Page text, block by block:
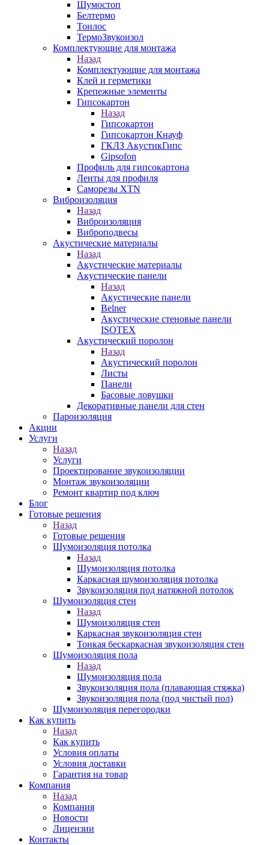
Шумостоп
Белтермо
Тонлос
ТермоЗвукоизол
Комплектующие для монтажа
Назад
Комплектующие для монтажа
Клей и герметики
Крепежные элементы
Гипсокартон
Назад
Гипсокартон
Гипсокартон Кнауф
ГКЛЗ АкустикГипс
Gipsofon
Профиль для гипсокартона
Ленты для профиля
Саморезы XTN
Виброизоляция
Назад
Виброизоляция
Виброподвесы
Акустические материалы
Назад
Акустические материалы
Акустические панели
Назад
Акустические панели
Belner
Акустические стеновые панели
ISOTEX
Акустический поролон
Назад
Акустический поролон
Листы
Панели
Басовые ловушки
Декоративные панели для стен
Пароизоляция
Акции
Услуги
Назад
Услуги
Проектирование звукоизоляции
Монтаж звукоизоляции
Ремонт квартир под ключ
Блог
Готовые решения
Назад
Готовые решения
Шумоизоляция потолка
Назад
Шумоизоляция потолка
Каркасная шумоизоляция потолка
Звукоизоляция под натяжной потолок
Шумоизоляция стен
Назад
Шумоизоляция стен
Каркасная звукоизоляция стен
Тонкая бескаркасная звукоизоляция стен
Шумоизоляция пола
Назад
Шумоизоляция пола
Звукоизоляция пола (плавающая стяжка)
Звукоизоляция пола (под чистый пол)
Шумоизоляция перегородки
Как купить
Назад
Как купить
Условия оплаты
Условия доставки
Гарантия на товар
Компания
Назад
Компания
Новости
Лицензии
Контакты